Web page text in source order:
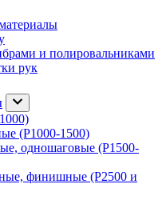
и полировальниками
рук
(P1000-1500)
одношаговые (P1500-
финишные (P2500 и